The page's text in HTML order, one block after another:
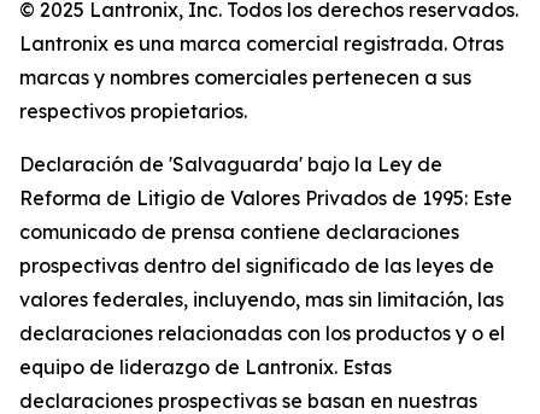
© 2025 Lantronix, Inc. Todos los derechos reservados.
Lantronix es una marca comercial registrada. Otras
marcas y nombres comerciales pertenecen a sus
respectivos propietarios.
Declaración de 'Salvaguarda' bajo la Ley de
Reforma de Litigio de Valores Privados de 1995: Este
comunicado de prensa contiene declaraciones
prospectivas dentro del significado de las leyes de
valores federales, incluyendo, mas sin limitación, las
declaraciones relacionadas con los productos y o el
equipo de liderazgo de Lantronix. Estas
declaraciones prospectivas se basan en nuestras